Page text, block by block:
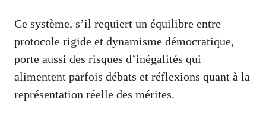
Ce système, s’il requiert un équilibre entre
protocole rigide et dynamisme démocratique,
porte aussi des risques d’inégalités qui
alimentent parfois débats et réflexions quant à la
représentation réelle des mérites.